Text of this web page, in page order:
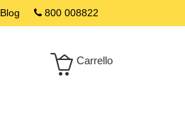
800 008822
Blog
Carrello